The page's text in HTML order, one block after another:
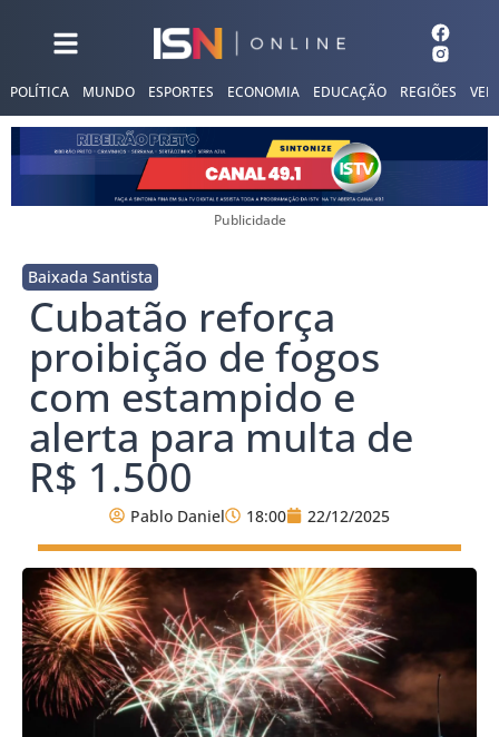
POLÍTICA MUNDO ESPORTES ECONOMIA EDUCAÇÃO REGIÕES
Publicidade
Baixada Santista
Cubatão reforça
proibição de fogos
com estampido e
alerta para multa de
R$ 1.500
Pablo Daniel 18:00 22/12/2025